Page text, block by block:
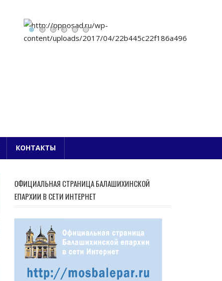
БЛАГОЧИНИЕ
КОНТАКТЫ
ОФИЦИАЛЬНАЯ СТРАНИЦА БАЛАШИХИНСКОЙ
ЕПАРХИИ В СЕТИ ИНТЕРНЕТ